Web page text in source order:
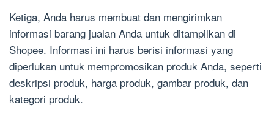
Ketiga, Anda harus membuat dan mengirimkan
informasi barang jualan Anda untuk ditampilkan di
Shopee. Informasi ini harus berisi informasi yang
diperlukan untuk mempromosikan produk Anda, seperti
deskripsi produk, harga produk, gambar produk, dan
kategori produk.